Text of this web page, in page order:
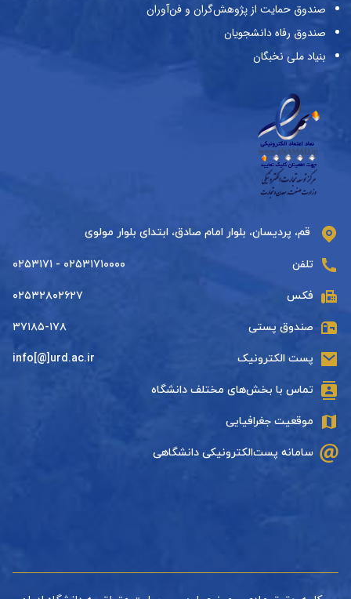
صندوق حمایت از پژوهش‌گران و فن‌آوران
صندوق رفاه دانشجویان
بنیاد ملی نخبگان
قم، پردیسان، بلوار امام صادق، ابتدای بلوار مولوی
تلفن ۰۲۵۳۱۷۱۰۰۰۰ - ۰۲۵۳۱۷۱
فکس ۰۲۵۳۲۸۰۲۶۲۷
صندوق پستی ۳۷۱۸۵-۱۷۸
پست الکترونیک info[@]urd.ac.ir
تماس با بخش‌های مختلف دانشگاه
موقعیت جغرافیایی
سامانه پست‌الکترونیکی دانشگاهی